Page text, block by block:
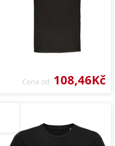
Cena od 108,46Kč